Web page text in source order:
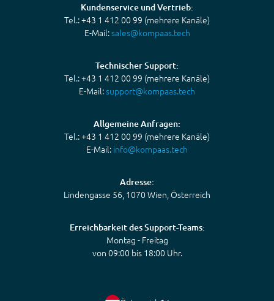
Kundenservice und Vertrieb:
Tel.: +43 1 412 00 99 (mehrere Kanäle)
E-Mail:sales@kompaas.tech
Technischer Support:
Tel.: +43 1 412 00 99 (mehrere Kanäle)
E-Mail:support@kompaas.tech
Allgemeine Anfragen:
Tel.: +43 1 412 00 99 (mehrere Kanäle)
E-Mail: info@kompaas.tech
Adresse:
Lindengasse 56, 1070 Wien, Österreich
Erreichbarkeit des Support-Teams:
Montag - Freitag
von 09:00 bis 18:00 Uhr.